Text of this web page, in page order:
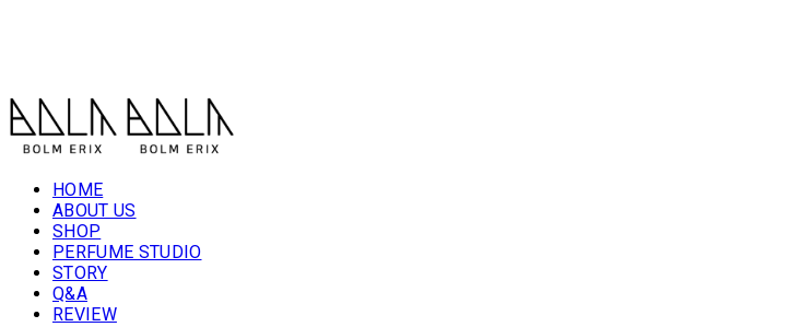
HOME
ABOUT US
SHOP
PERFUME STUDIO
STORY
Q&A
REVIEW